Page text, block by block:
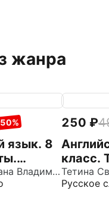
жанра
язык. 8
Тетина Светлана Владимировна
250
класс.
Русское